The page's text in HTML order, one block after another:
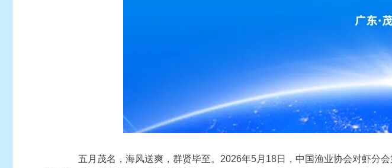
五月茂名，海风送爽，群贤毕至。2026年5月18日，中国渔业协会对虾分会